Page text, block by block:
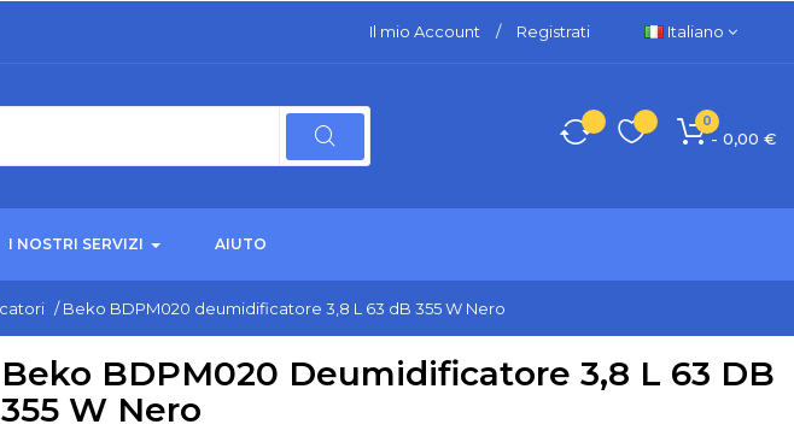
Il mio Account / Registrati Italiano
0
- 0,00 €
I NOSTRI SERVIZI AIUTO
/ Beko BDPM020 deumidificatore 3,8 L 63 dB 355 W Nero
Beko BDPM020 Deumidificatore 3,8 L 63 DB
355 W Nero